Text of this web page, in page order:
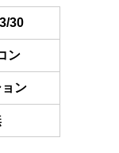
30
ン
ン